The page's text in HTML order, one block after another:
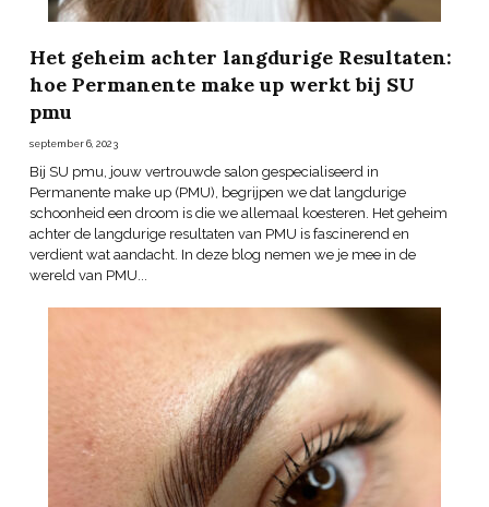
Het geheim achter langdurige Resultaten:
hoe Permanente make up werkt bij SU
pmu
september 6, 2023
Bij SU pmu, jouw vertrouwde salon gespecialiseerd in
Permanente make up (PMU), begrijpen we dat langdurige
schoonheid een droom is die we allemaal koesteren. Het geheim
achter de langdurige resultaten van PMU is fascinerend en
verdient wat aandacht. In deze blog nemen we je mee in de
wereld van PMU...